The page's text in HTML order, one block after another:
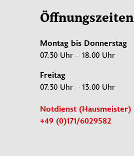
Öffnungszeiten
Montag bis Donnerstag
07.30 Uhr – 18.00 Uhr
Freitag
07.30 Uhr – 13.00 Uhr
Notdienst (Hausmeister)
+49 (0)171/6029582